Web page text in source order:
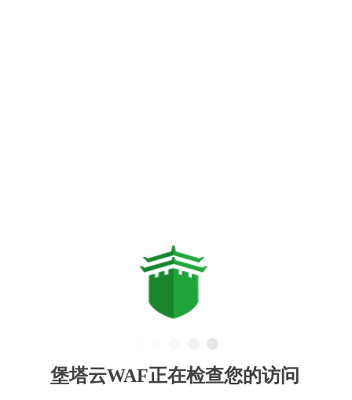
堡塔云WAF正在检查您的访问